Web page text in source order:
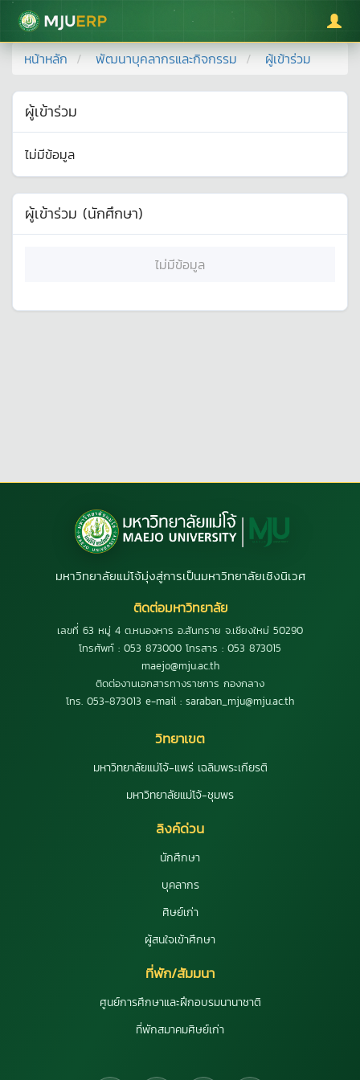
มหาวิทยาลัยแม่โจ้
หน้าหลัก พัฒนาบุคลากรและกิจกรรม ผู้เข้าร่วม
ผู้เข้าร่วม
ไม่มีข้อมูล
ผู้เข้าร่วม (นักศึกษา)
ไม่มีข้อมูล
มหาวิทยาลัยแม่โจ้มุ่งสู่การเป็นมหาวิทยาลัยเชิงนิเวศ
ติดต่อมหาวิทยาลัย
เลขที่ 63 หมู่ 4 ต.หนองหาร อ.สันทราย จ.เชียงใหม่ 50290
โทรศัพท์ : 053 873000 โทรสาร : 053 873015
maejo@mju.ac.th
ติดต่องานเอกสารทางราชการ กองกลาง
โทร. 053-873013 e-mail : saraban_mju@mju.ac.th
วิทยาเขต
มหาวิทยาลัยแม่โจ้-แพร่ เฉลิมพระเกียรติ
มหาวิทยาลัยแม่โจ้-ชุมพร
ลิงค์ด่วน
นักศึกษา
บุคลากร
ศิษย์เก่า
ผู้สนใจเข้าศึกษา
ที่พัก/สัมมนา
ศูนย์การศึกษาและฝึกอบรมนานาชาติ
ที่พักสมาคมศิษย์เก่า